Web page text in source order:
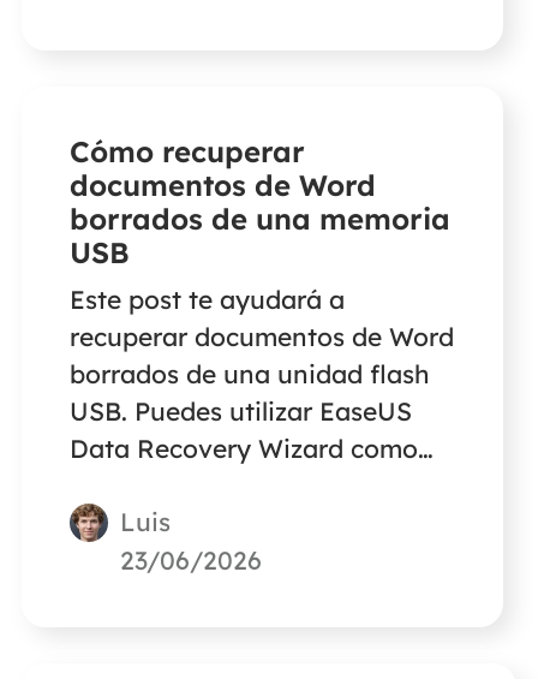
Cómo recuperar
documentos de Word
borrados de una memoria
USB
Este post te ayudará a
recuperar documentos de Word
borrados de una unidad flash
USB. Puedes utilizar EaseUS
Data Recovery Wizard como
Luis
23/06/2026